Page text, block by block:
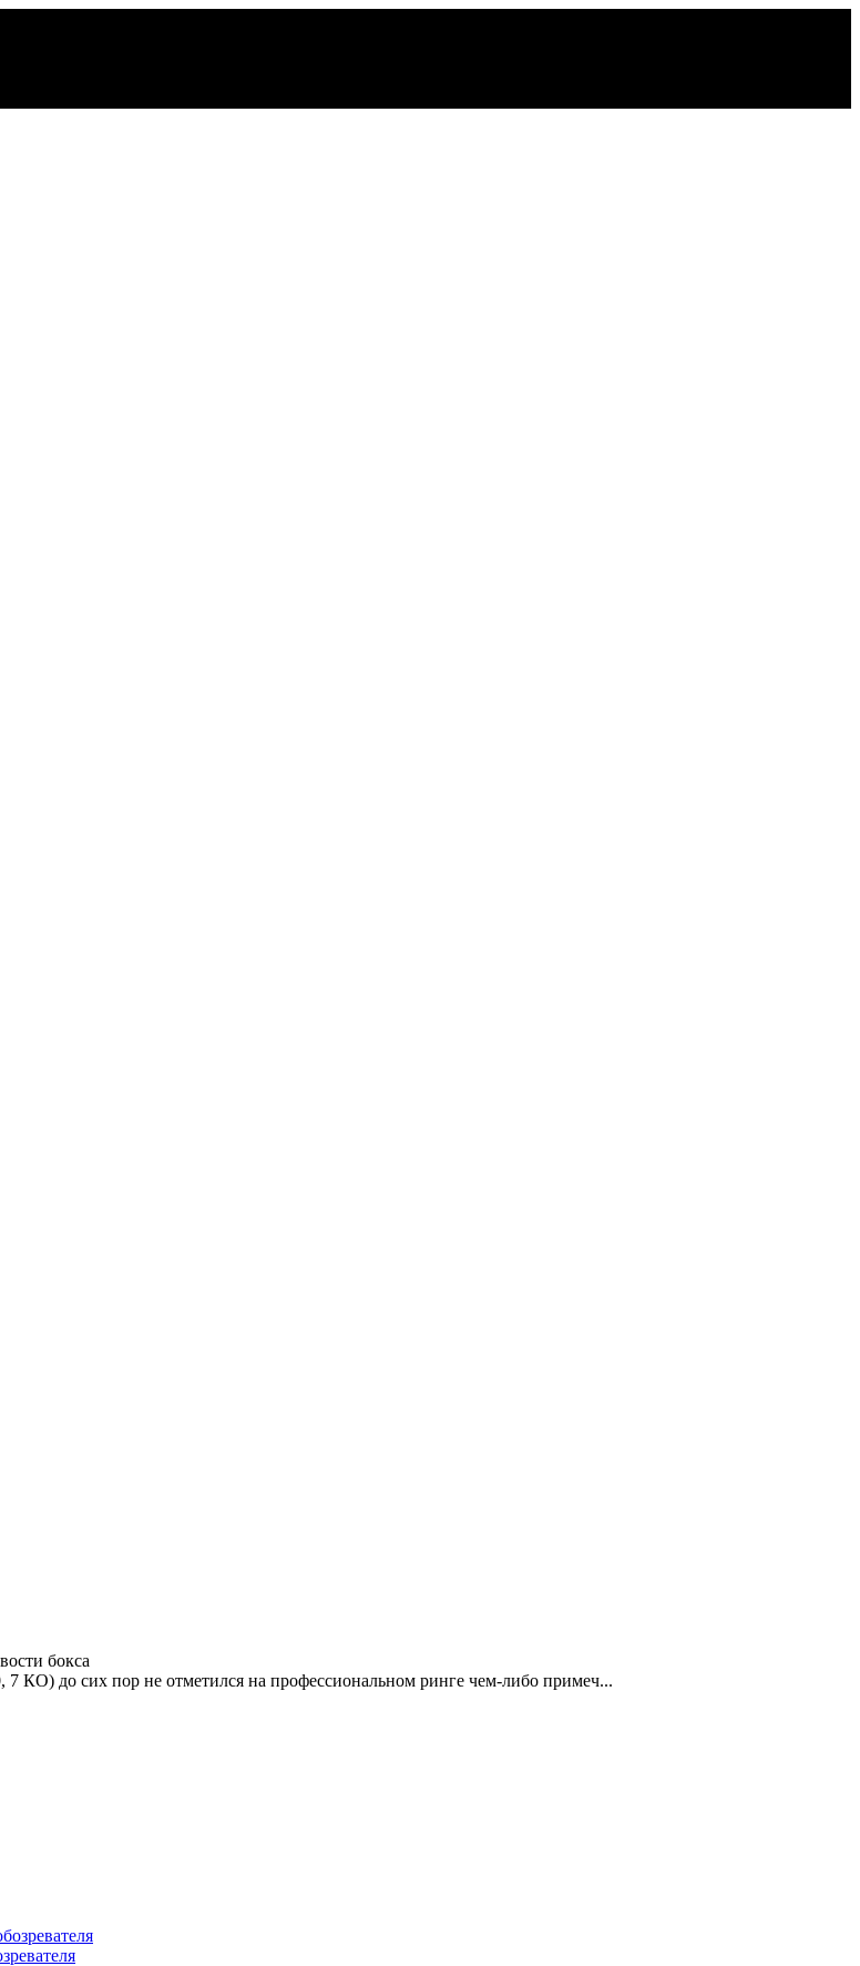
КО) до сих пор не отметился на профессиональном ринге чем-либо примеч...